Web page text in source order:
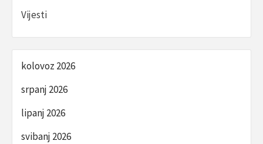
Vijesti
kolovoz 2026
srpanj 2026
lipanj 2026
svibanj 2026